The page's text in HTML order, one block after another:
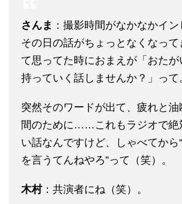
さんま ：撮影時間がなかなかイン
その日の話がちょっとなくなって
て思ってた時におまえが「おた
持っていく話しませんか？」って
突然そのワードが出て、疲れと
間のために……これもラジオで絶
い話なんですけど、しゃべてから
を言うてんねやろ”って（笑）。
木村：共演者にね（笑）。